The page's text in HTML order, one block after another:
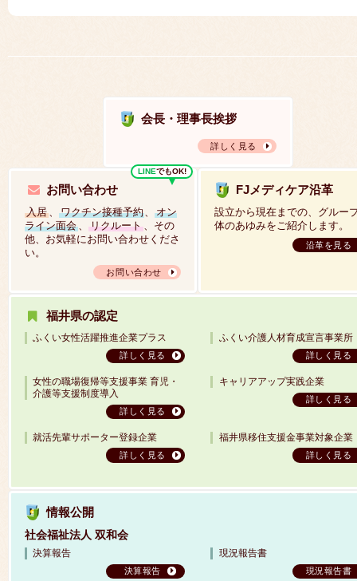
会長・理事長挨拶
詳しく見る
お問い合わせ
LINEでもOK!
入居、 ワクチン接種予約、オン
ライン面会、 リクルート、その
他、お気軽にお問い合わせくださ
い。
お問い合わせ
FJメディケア沿革
設立から現在までの、グルー
体のあゆみをご紹介します。
沿革を見る
福井県の認定
ふくい女性活躍推進企業プラス
詳しく見る
ふくい介護人材育成宣言事業所
詳しく見る
女性の職場復帰等支援事業 育児・
介護等支援制度導入
詳しく見る
キャリアアップ実践企業
詳しく見る
就活先輩サポーター登録企業
詳しく見る
福井県移住支援金事業対象企業
詳しく見る
情報公開
社会福祉法人 双和会
決算報告
決算報告
現況報告書
現況報告書